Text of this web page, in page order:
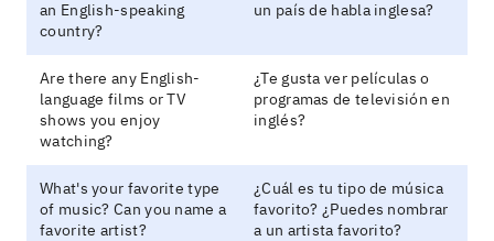
an English-speaking
country?
un país de habla inglesa?
Are there any English-
language films or TV
shows you enjoy
watching?
¿Te gusta ver películas o
programas de televisión en
inglés?
What's your favorite type
of music? Can you name a
favorite artist?
¿Cuál es tu tipo de música
favorito? ¿Puedes nombrar
a un artista favorito?